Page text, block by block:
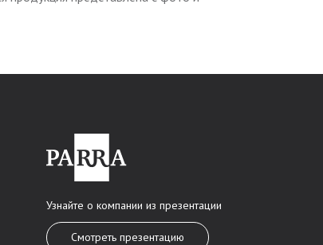
Узнайте о компании из презентации
Смотреть презентацию